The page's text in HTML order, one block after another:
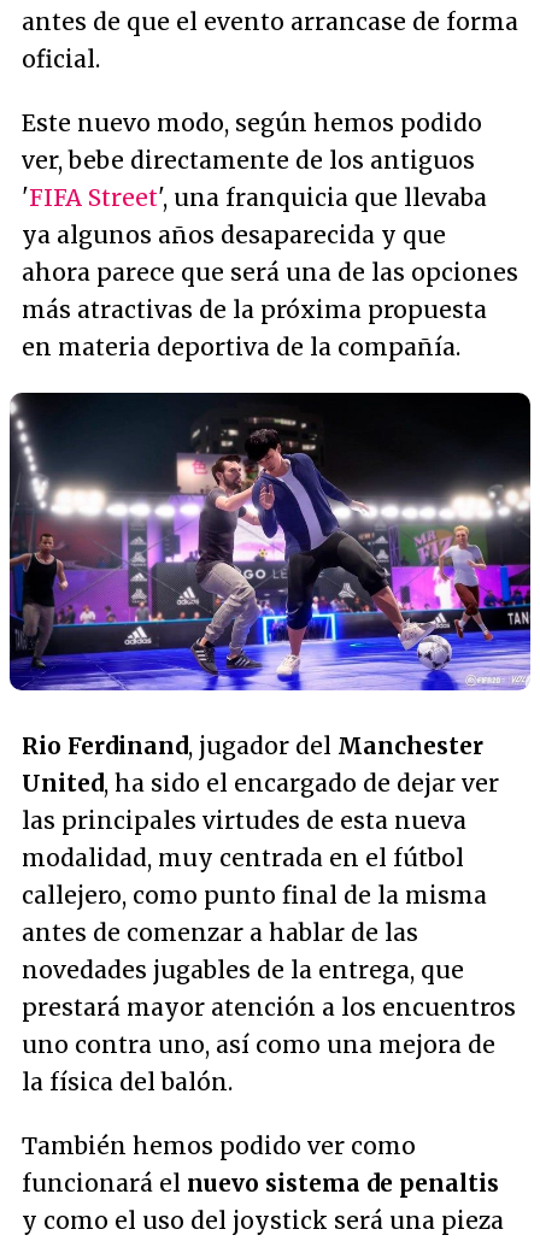
antes de que el evento arrancase de forma
oficial.
Este nuevo modo, según hemos podido
ver, bebe directamente de los antiguos
'FIFA Street', una franquicia que llevaba
ya algunos años desaparecida y que
ahora parece que será una de las opciones
más atractivas de la próxima propuesta
en materia deportiva de la compañía.
Rio Ferdinand, jugador del Manchester
United, ha sido el encargado de dejar ver
las principales virtudes de esta nueva
modalidad, muy centrada en el fútbol
callejero, como punto final de la misma
antes de comenzar a hablar de las
novedades jugables de la entrega, que
prestará mayor atención a los encuentros
uno contra uno, así como una mejora de
la física del balón.
También hemos podido ver como
funcionará el nuevo sistema de penaltis
y como el uso del joystick será una pieza